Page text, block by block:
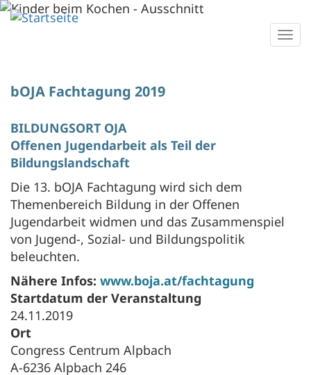
Direkt
zum
bOJA Fachtagung 2019
BILDUNGSORT OJA
Offenen Jugendarbeit als Teil der
Bildungslandschaft
Die 13. bOJA Fachtagung wird sich dem
Themenbereich Bildung in der Offenen
Jugendarbeit widmen und das Zusammenspiel
von Jugend-, Sozial- und Bildungspolitik
beleuchten.
Nähere Infos: www.boja.at/fachtagung
Startdatum der Veranstaltung
24.11.2019
Ort
Congress Centrum Alpbach
A-6236 Alpbach 246